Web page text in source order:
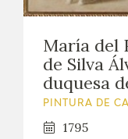
María del
de Silva
duquesa
PINTURA DE
1795